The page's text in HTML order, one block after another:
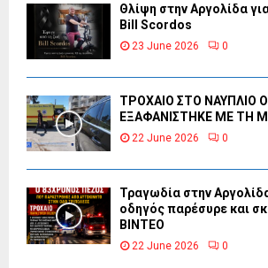
Θλίψη στην Αργολίδα
Bill Scordos
23 June 2026 0
ΤΡΟΧΑΙΟ ΣΤΟ ΝΑΥΠΛΙΟ
ΕΞΑΦΑΝΙΣΤΗΚΕ ΜΕ ΤΗ
22 June 2026 0
Τραγωδία στην
οδηγός παρέσυρε και
ΒΙΝΤΕΟ
22 June 2026 0